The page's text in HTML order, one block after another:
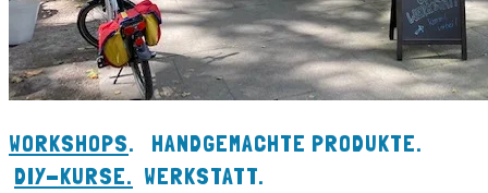
WORKSHOPS. HANDGEMACHTE PRODUKTE.
DIY-KURSE. WERKSTATT.